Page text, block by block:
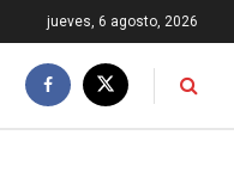
jueves, 6 agosto, 2026